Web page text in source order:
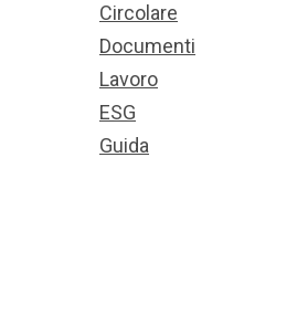
Circolare
Documenti
Lavoro
ESG
Guida